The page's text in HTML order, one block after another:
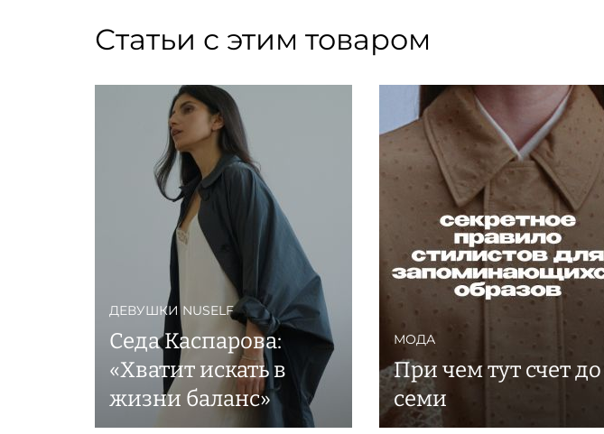
Статьи с этим товаром
ДЕВУШКИ NUSELF
Седа Каспарова:
«Хватит искать в
жизни баланс»
МОДА
При чем тут счет до
семи